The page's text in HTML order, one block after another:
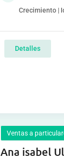
Crecimiento |
Detalles
Ventas a
Ana isabel